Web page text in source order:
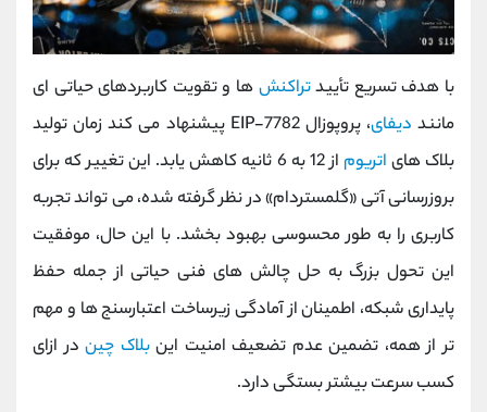
با هدف تسریع تأییدتراکنش ‌ها و تقویت کاربردهای حیاتی ‌ای
مانند دیفای
، پروپوزال EIP-7782 پیشنهاد می کند زمان تولید
بلاک ‌های اتریوم
از 12 به 6 ثانیه کاهش یابد. این تغییر که برای
بروزرسانی آتی «گلمستردام» در نظر گرفته شده، می ‌تواند تجربه
کاربری را به‌ طور محسوسی بهبود بخشد. با این حال، موفقیت
این تحول بزرگ به حل چالش ‌های فنی حیاتی از جمله حفظ
پایداری شبکه، اطمینان از آمادگی زیرساخت اعتبارسنج ‌ها و مهم‌
تر از همه، تضمین عدم تضعیف امنیت اینبلاک ‌چیندر ازای
کسب سرعت بیشتر بستگی دارد.